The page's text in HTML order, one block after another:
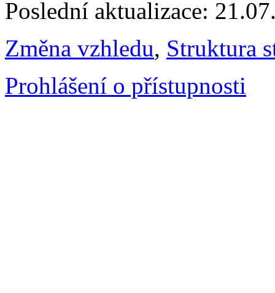
Poslední aktualizace:
Změna vzhledu, Struktura
Prohlášení o přístupnosti